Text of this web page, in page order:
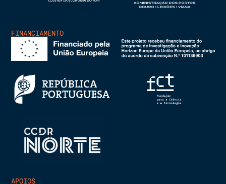
FINANCIAMENTO
APOIOS